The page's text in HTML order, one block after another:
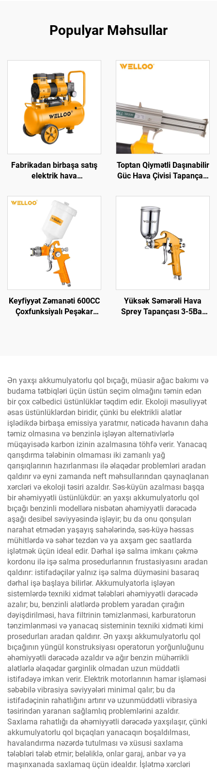
Populyar Məhsullar
Fabrikadan birbaşa satış
elektrik hava
100L/dəq, 1300 Vt elektrik
soyuducu kompressorlar
Toptan Qiymətli Daşınabilir
Güc Hava Çivisi Tapançası
Tapançası
Keyfiyyət Zəmanəti 600CC
Çoxfunksiyalı Peşəkar
Yüksək Səmərəli Hava
Sprey Tapançası 3-5Bar
Ən yaxşı akkumulyatorlu qol bıçağı, müasir ağac bakımı və
budama tətbiqləri üçün üstün seçim olmağını təmin edən
bir çox cəlbedici üstünlüklər təqdim edir. Ekoloji məsuliyyət
əsas üstünlüklərdən biridir, çünki bu elektrikli alətlər
işlədikdə birbaşa emissiya yaratmır, nəticədə havanın daha
təmiz olmasına və benzinlə işləyən alternativlərlə
müqayisədə karbon izinin azalmasına töhfə verir. Yanacaq
qarışdırma tələbinin olmaması iki zamanlı yağ
qarışıqlarının hazırlanması ilə əlaqədar problemləri aradan
qaldırır və eyni zamanda neft məhsullarından qaynaqlanan
xərcləri və ekoloji təsiri azaldır. Səs-küyün azalması başqa
bir əhəmiyyətli üstünlükdür: ən yaxşı akkumulyatorlu qol
bıçağı benzinli modellərə nisbətən əhəmiyyətli dərəcədə
aşağı desibel səviyyəsində işləyir; bu da onu qonşuları
narahat etmədən yaşayış sahələrində, səs-küyə həssas
mühitlərdə və səhər tezdən və ya axşam gec saatlarda
işlətmək üçün ideal edir. Dərhal işə salma imkanı çəkmə
kordonu ilə işə salma prosedurlarının frustasiyasını aradan
qaldırır: istifadəçilər yalnız işə salma düyməsini basaraq
dərhal işə başlaya bilirlər. Akkumulyatorla işləyən
sistemlərdə texniki xidmət tələbləri əhəmiyyətli dərəcədə
azalır; bu, benzinli alətlərdə problem yaradan çırağın
dəyişdirilməsi, hava filtrinin təmizlənməsi, karburatorun
tənzimlənməsi və yanacaq sisteminin texniki xidməti kimi
prosedurları aradan qaldırır. Ən yaxşı akkumulyatorlu qol
bıçağının yüngül konstruksiyası operatorun yorğunluğunu
əhəmiyyətli dərəcədə azaldır və ağır benzin mühərrikli
alətlərlə əlaqədar gərginlik olmadan uzun müddətli
istifadəyə imkan verir. Elektrik motorlarının hamar işləməsi
səbəbilə vibrasiya səviyyələri minimal qalır; bu da
istifadəçinin rahatlığını artırır və uzunmüddətli vibrasiya
təsirindən yaranan sağlamlıq problemlərini azaldır.
Saxlama rahatlığı da əhəmiyyətli dərəcədə yaxşılaşır, çünki
akkumulyatorlu qol bıçaqları yanacaqın boşaldılması,
havalandırma nəzərdə tutulması və xüsusi saxlama
tələbləri tələb etmir; beləliklə, onlar garaj, anbar və ya
maşınxanada saxlamaq üçün idealdır. İşlətmə xərcləri